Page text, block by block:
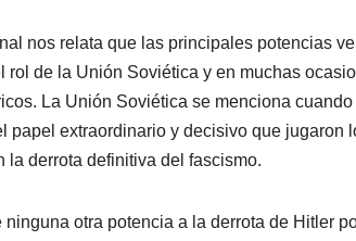
nos relata que las principales potencias
rol de la Unión Soviética y en muchas
La Unión Soviética se menciona
papel extraordinario y decisivo que jugaron
derrota definitiva del fascismo.
otra potencia a la derrota de Hitler